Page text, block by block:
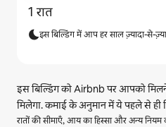
1 रात
इस बिल्डिंग में आप हर साल ज़्यादा-से-
इस बिल्डिंग को Airbnb पर आपको
मिलेगा. कमाई के अनुमान में ये पहले से ही
रातों की सीमाएँ, आय का हिस्सा और अन्य नियम